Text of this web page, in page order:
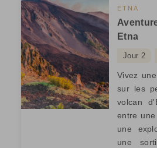
ETNA
Etna
Jour 2
Vivez
sur les
volcan
entre
une
une